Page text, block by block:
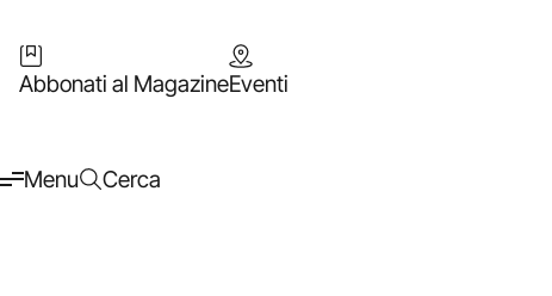
Abbonati al MagazineEventi
Menu Cerca